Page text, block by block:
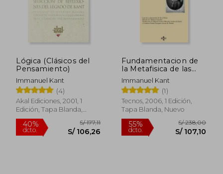
55%
dcto. S/ 97,31
44%
dcto.
Lógica (Clásicos del
Pensamiento)
Immanuel Kant
(4)
Akal Ediciones, 2001, 1
Edición, Tapa Blanda,
Nuevo
Fundamentacion de
la Metafisica de las
Costumbres
Immanuel Kant
(1)
Tecnos, 2006, 1 Edición,
Tapa Blanda, Nuevo